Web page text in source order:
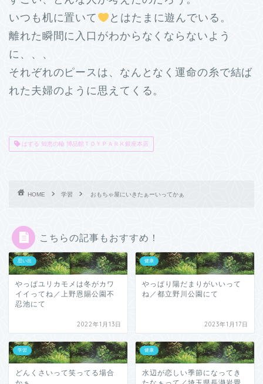
いつも机に置いて
とはたまに遊んでいる。
離れた瞬間に入口がわからなくならないよう
に、、、
それぞれのピースは、なんとなく運命の糸で結ば
れた夫婦のように思えてくる。
はずる 知恵の輪 博品館ＴＯＹＰＡＲＫ銀座本店
HOME 学習 おもちゃ屋にいきたぁーいってかぁ
こちらの記事もおすすめ！
思い出
やっぱユリカモメは冬がカワ
イイってね／上野恩賜公園不
忍池にて
2022年1月13日
健康
やっぱり陽だまりがいいって
ね／都立野川公園にて
2023年1月17日
学習
どんくさいって笑ってる場合
健康
水辺が恋しい季節になってき